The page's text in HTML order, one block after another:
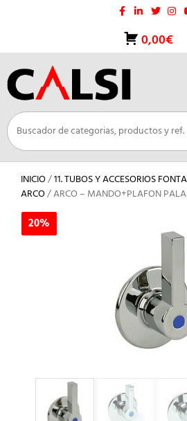
0,00€
INICIO/11. TUBOS Y ACCESORIOS
ARCO/ ARCO – MANDO+PLAFON
20%
20%